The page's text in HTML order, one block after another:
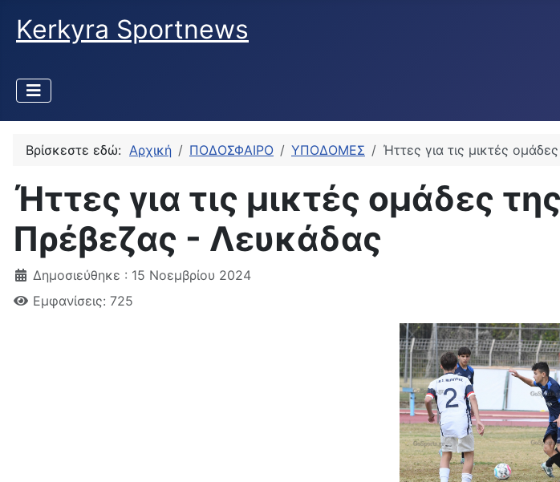
Kerkyra Sportnews
Βρίσκεστε εδώ: Αρχική ΠΟΔΟΣΦΑΙΡΟ ΥΠΟΔΟΜΕΣ Ήττες για τις μικτές
Ήττες για τις μικτές ομάδες
Πρέβεζας - Λευκάδας
Δημοσιεύθηκε : 15 Νοεμβρίου 2024
Εμφανίσεις: 725